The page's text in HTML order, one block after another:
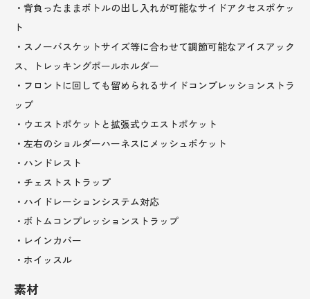
・背負ったままボトルの出し入れが可能なサイドアクセスポケッ
ト
・スノーバスケットサイズ等に合わせて調節可能なアイスアック
ス、トレッキングポールホルダー
・フロントに回しても留められるサイドコンプレッションストラ
ップ
・ウエストポケットと拡張式ウエストポケット
・左右のショルダーハーネスにメッシュポケット
・ハンドレスト
・チェストストラップ
・ハイドレーションシステム対応
・ボトムコンプレッションストラップ
・レインカバー
・ホイッスル
素材